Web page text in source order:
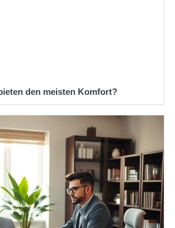
den meisten Komfort?